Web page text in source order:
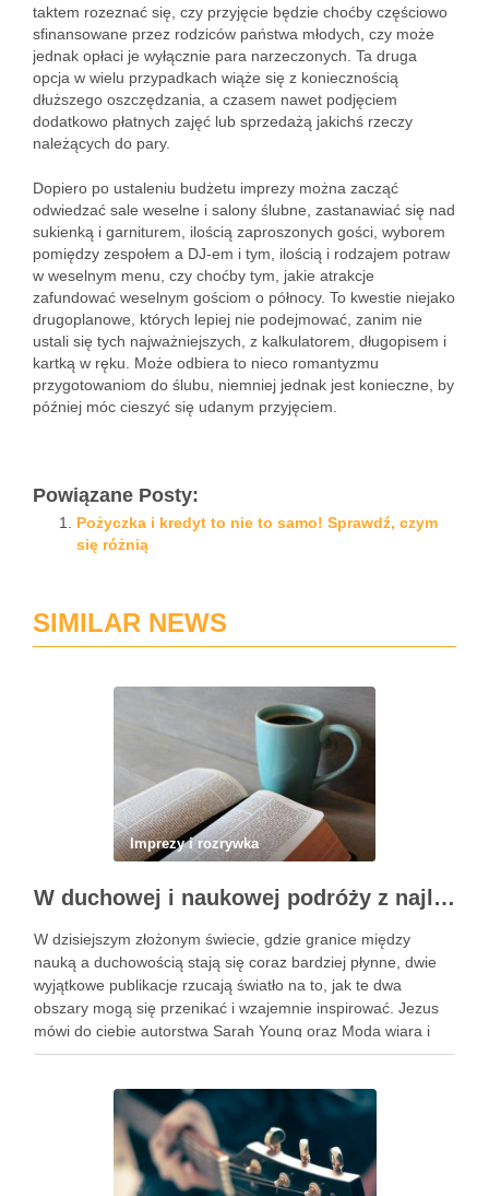
taktem rozeznać się, czy przyjęcie będzie choćby częściowo
sfinansowane przez rodziców państwa młodych, czy może
jednak opłaci je wyłącznie para narzeczonych. Ta druga
opcja w wielu przypadkach wiąże się z koniecznością
dłuższego oszczędzania, a czasem nawet podjęciem
dodatkowo płatnych zajęć lub sprzedażą jakichś rzeczy
należących do pary.
Dopiero po ustaleniu budżetu imprezy można zacząć
odwiedzać sale weselne i salony ślubne, zastanawiać się nad
sukienką i garniturem, ilością zaproszonych gości, wyborem
pomiędzy zespołem a DJ-em i tym, ilością i rodzajem potraw
w weselnym menu, czy choćby tym, jakie atrakcje
zafundować weselnym gościom o północy. To kwestie niejako
drugoplanowe, których lepiej nie podejmować, zanim nie
ustali się tych najważniejszych, z kalkulatorem, długopisem i
kartką w ręku. Może odbiera to nieco romantyzmu
przygotowaniom do ślubu, niemniej jednak jest konieczne, by
później móc cieszyć się udanym przyjęciem.
Powiązane Posty:
Pożyczka i kredyt to nie to samo! Sprawdź, czym
się różnią
SIMILAR NEWS
Imprezy i rozrywka
W duchowej i naukowej podróży z najlepszymi książkami
W dzisiejszym złożonym świecie, gdzie granice między
nauką a duchowością stają się coraz bardziej płynne, dwie
wyjątkowe publikacje rzucają światło na to, jak te dwa
obszary mogą się przenikać i wzajemnie inspirować. Jezus
mówi do ciebie autorstwa Sarah Young oraz Moda wiara i
fantazja we współczesnej fizyce wszechświata napisane